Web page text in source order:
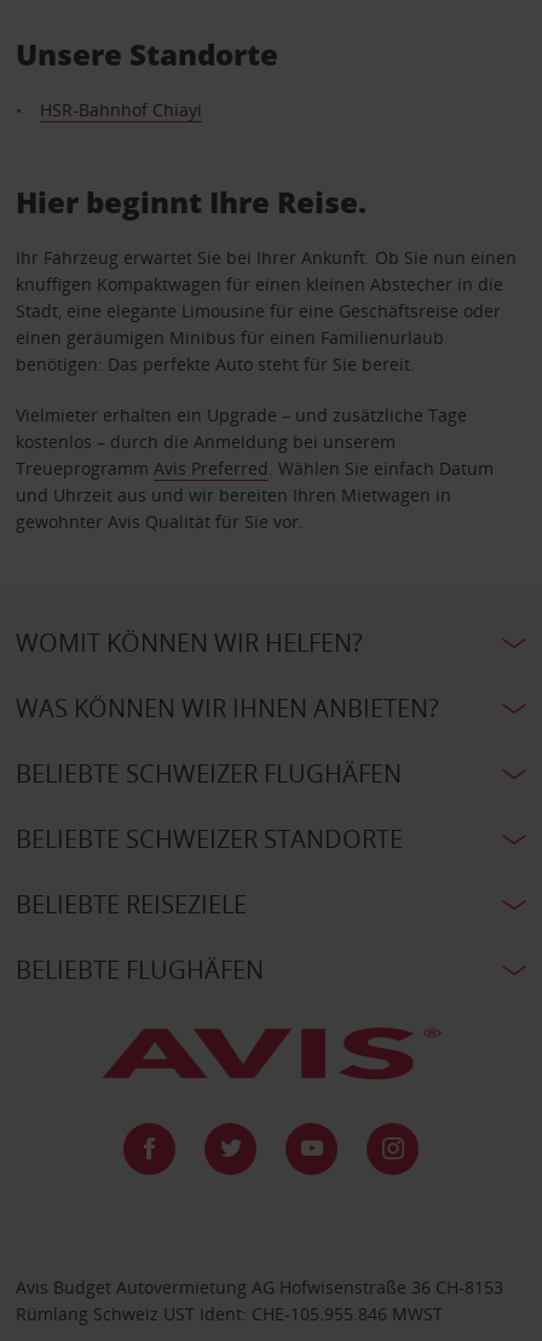
Unsere Standorte
HSR-Bahnhof Chiayi
Hier beginnt Ihre Reise.
Ihr Fahrzeug erwartet Sie bei Ihrer Ankunft. Ob Sie nun einen
knuffigen Kompaktwagen für einen kleinen Abstecher in die
Stadt, eine elegante Limousine für eine Geschäftsreise oder
einen geräumigen Minibus für einen Familienurlaub
benötigen: Das perfekte Auto steht für Sie bereit.
Vielmieter erhalten ein Upgrade – und zusätzliche Tage
kostenlos – durch die Anmeldung bei unserem
Treueprogramm Avis Preferred . Wählen Sie einfach Datum
und Uhrzeit aus und wir bereiten Ihren Mietwagen in
gewohnter Avis Qualität für Sie vor.
WOMIT KÖNNEN WIR HELFEN?
WAS KÖNNEN WIR IHNEN ANBIETEN?
BELIEBTE SCHWEIZER FLUGHÄFEN
BELIEBTE SCHWEIZER STANDORTE
BELIEBTE REISEZIELE
BELIEBTE FLUGHÄFEN
Avis Budget Autovermietung AG Hofwisenstraße 36 CH-8153
Rümlang Schweiz UST Ident: CHE-105.955.846 MWST